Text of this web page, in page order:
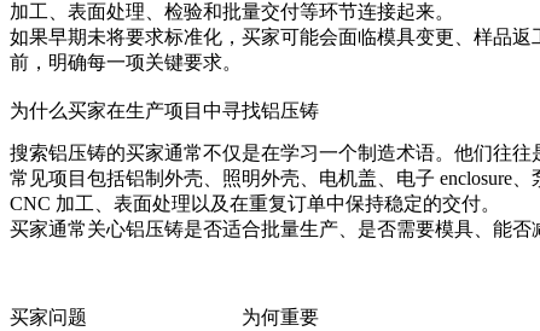
加工、表面处理、检验和批量交付等环节连接起来。
如果早期未将要求标准化，买家可能会面临模具变更、样品
前，明确每一项关键要求。
为什么买家在生产项目中寻找铝压铸
搜索铝压铸的买家通常不仅是在学习一个制造术语。他们往
常见项目包括铝制外壳、照明外壳、电机盖、电子 enclosure
CNC 加工、表面处理以及在重复订单中保持稳定的交付。
买家通常关心铝压铸是否适合批量生产、是否需要模具、能
买家问题 为何重要